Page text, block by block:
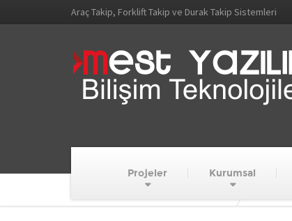
Araç Takip, Forklift Takip ve Durak Takip Sistemleri
Projeler Kurumsal
MEST YAZILIM VE BİLİŞİM TEKNOLOJİLERİ